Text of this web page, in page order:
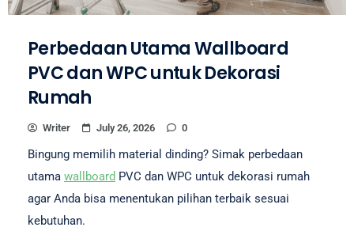
Perbedaan Utama Wallboard
PVC dan WPC untuk Dekorasi
Rumah
Writer July 26, 2026 0
Bingung memilih material dinding? Simak perbedaan
utama wallboard PVC dan WPC untuk dekorasi rumah
agar Anda bisa menentukan pilihan terbaik sesuai
kebutuhan.